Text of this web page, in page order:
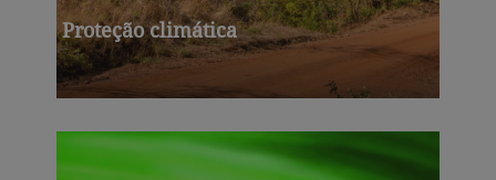
Proteção climática